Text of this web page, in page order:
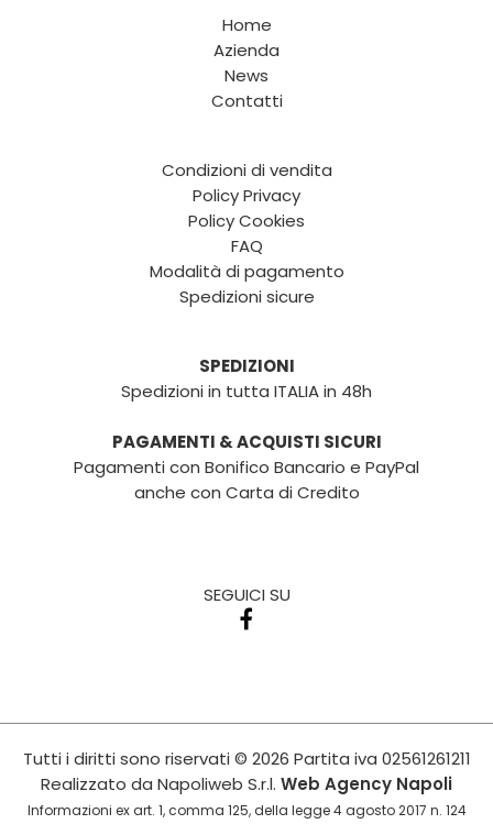
Home
Azienda
News
Contatti
Condizioni di vendita
Policy Privacy
Policy Cookies
FAQ
Modalità di pagamento
Spedizioni sicure
SPEDIZIONI
Spedizioni in tutta ITALIA in 48h
PAGAMENTI & ACQUISTI SICURI
Pagamenti con Bonifico Bancario e PayPal
anche con Carta di Credito
SEGUICI SU
Tutti i diritti sono riservati © 2026 Partita iva 02561261211
Realizzato da Napoliweb S.r.l. Web Agency Napoli
Informazioni ex art. 1, comma 125, della legge 4 agosto 2017 n. 124